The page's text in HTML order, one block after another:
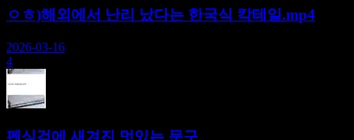
ㅇㅎ)해외에서 난리 났다는 한국식 칵테일.mp4
2026-03-16
4
펜싱검에 새겨진 멋있는 문구